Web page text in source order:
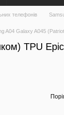
телефонів
A04 Galaxy A045
TPU